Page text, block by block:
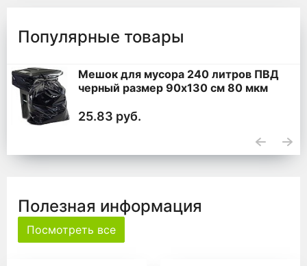
Популярные товары
Мешок для мусора 240 литров ПВД
черный размер 90x130 см 80 мкм
25.83 руб.
Полезная информация
Посмотреть все